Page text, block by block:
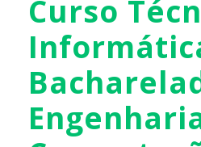
Curso